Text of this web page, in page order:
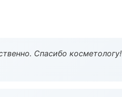
Спасибо косметологу!